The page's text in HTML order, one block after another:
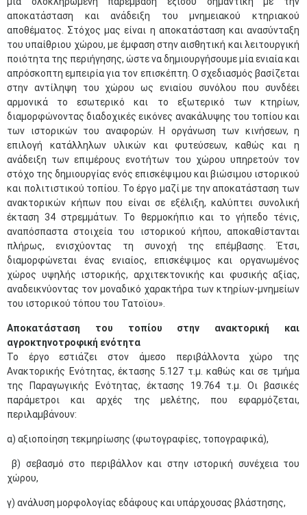
αποκατάσταση και ανάδειξη του μνημειακού κτηριακού
αποθέματος. Στόχος μας είναι η αποκατάσταση και ανασύνταξη
του υπαίθριου χώρου, με έμφαση στην αισθητική και λειτουργική
ποιότητα της περιήγησης, ώστε να δημιουργήσουμε μία ενιαία και
απρόσκοπτη εμπειρία για τον επισκέπτη. Ο σχεδιασμός βασίζεται
στην αντίληψη του χώρου ως ενιαίου συνόλου που συνδέει
αρμονικά το εσωτερικό και το εξωτερικό των κτηρίων,
διαμορφώνοντας διαδοχικές εικόνες ανακάλυψης του τοπίου και
των ιστορικών του αναφορών. Η οργάνωση των κινήσεων, η
επιλογή κατάλληλων υλικών και φυτεύσεων, καθώς και η
ανάδειξη των επιμέρους ενοτήτων του χώρου υπηρετούν τον
στόχο της δημιουργίας ενός επισκέψιμου και βιώσιμου ιστορικού
και πολιτιστικού τοπίου. Το έργο μαζί με την αποκατάσταση των
ανακτορικών κήπων που είναι σε εξέλιξη, καλύπτει συνολική
έκταση 34 στρεμμάτων. Το θερμοκήπιο και το γήπεδο τένις,
αναπόσπαστα στοιχεία του ιστορικού κήπου, αποκαθίστανται
πλήρως, ενισχύοντας τη συνοχή της επέμβασης. Έτσι,
διαμορφώνεται ένας ενιαίος, επισκέψιμος και οργανωμένος
χώρος υψηλής ιστορικής, αρχιτεκτονικής και φυσικής αξίας,
αναδεικνύοντας τον μοναδικό χαρακτήρα των κτηρίων-μνημείων
του ιστορικού τόπου του Τατοϊου».
Αποκατάσταση του τοπίου στην ανακτορική και
αγροκτηνοτροφική ενότητα
Το έργο εστιάζει στον άμεσο περιβάλλοντα χώρο της
Ανακτορικής Ενότητας, έκτασης 5.127 τ.μ. καθώς και σε τμήμα
της Παραγωγικής Ενότητας, έκτασης 19.764 τ.μ. Οι βασικές
παράμετροι και αρχές της μελέτης, που εφαρμόζεται,
περιλαμβάνουν:
α) αξιοποίηση τεκμηρίωσης (φωτογραφίες, τοπογραφικά),
β) σεβασμό στο περιβάλλον και στην ιστορική συνέχεια του
χώρου,
γ) ανάλυση μορφολογίας εδάφους και υπάρχουσας βλάστησης,